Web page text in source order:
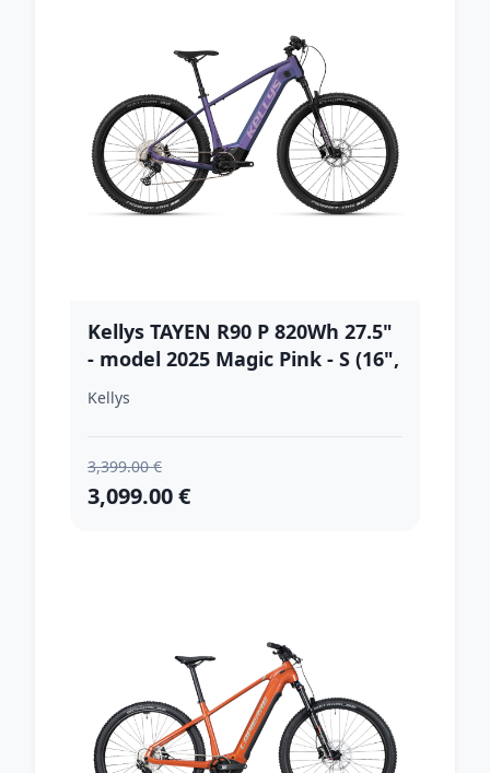
Kellys TAYEN R90 P 820Wh 27.5"
- model 2025 Magic Pink - S (16",
155-168 cm)
Kellys
3,399.00 €
3,099.00 €